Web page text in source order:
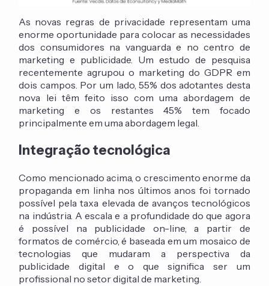
As novas regras de privacidade representam uma
enorme oportunidade para colocar as necessidades
dos consumidores na vanguarda e no centro de
marketing e publicidade. Um estudo de pesquisa
recentemente agrupou o marketing do GDPR em
dois campos. Por um lado, 55% dos adotantes desta
nova lei têm feito isso com uma abordagem de
marketing e os restantes 45% tem focado
principalmente em uma abordagem legal.
Integração tecnológica
Como mencionado acima, o crescimento enorme da
propaganda em linha nos últimos anos foi tornado
possível pela taxa elevada de avanços tecnológicos
na indústria. A escala e a profundidade do que agora
é possível na publicidade on-line, a partir de
formatos de comércio, é baseada em um mosaico de
tecnologias que mudaram a perspectiva da
publicidade digital e o que significa ser um
profissional no setor digital de marketing.